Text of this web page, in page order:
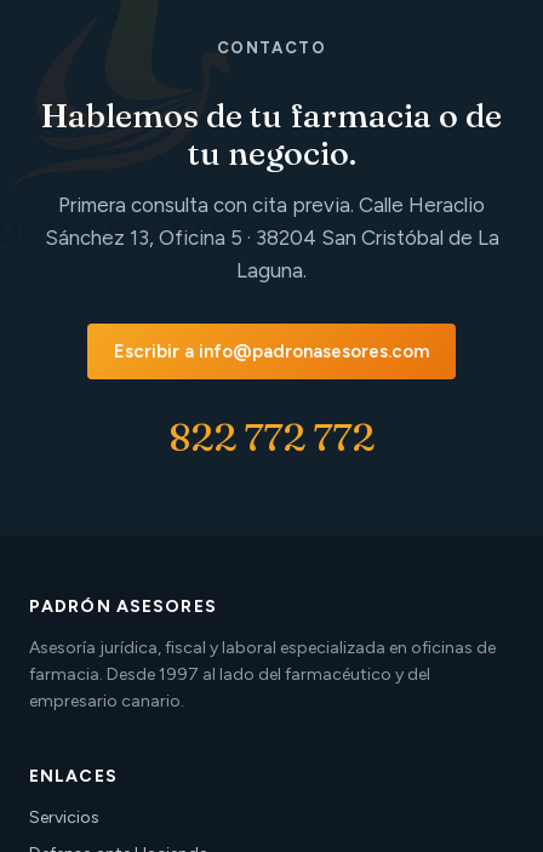
CONTACTO
Hablemos de tu farmacia o de
tu negocio.
Primera consulta con cita previa. Calle Heraclio
Sánchez 13, Oficina 5 · 38204 San Cristóbal de La
Laguna.
Escribir a info@padronasesores.com
822 772 772
PADRÓN ASESORES
Asesoría jurídica, fiscal y laboral especializada en oficinas de
farmacia. Desde 1997 al lado del farmacéutico y del
empresario canario.
ENLACES
Servicios